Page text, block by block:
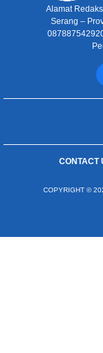
Alamat
Serang –
CONTACT
COPYRIGHT ©